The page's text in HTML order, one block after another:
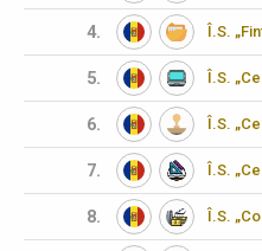
4. Î.S.
5. Î.S.
6. Î.S.
7. Î.S.
8. Î.S.